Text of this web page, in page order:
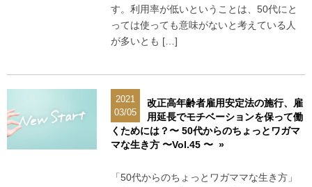
す。利用率が低いということは、50代にと
っては使っても意味がないと考えている人
が多いとも […]
2021
03/05
改正高年齢者雇用安定法の施行、雇
用延長でモチベーションを保って働
くためには？〜 50代からのちょっとワガマ
マな生き方 〜Vol.45 〜 »
「50代からのちょっとワガママな生き方」